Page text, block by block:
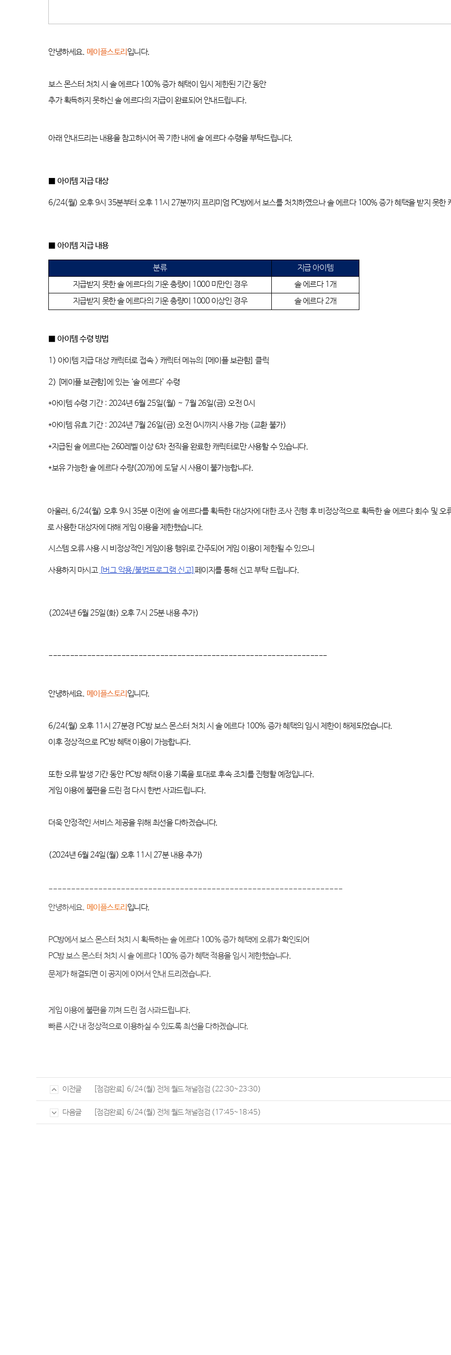
안녕하세요. 메이플스토리 입니다.
보스 몬스터 처치 시 솔 에르다100% 증가 혜택이 임시 제한된 기간 동안
추가 획득하지 못하신 솔 에르다의 지급이 완료되어 안내드립니다.
아래 안내드리는 내용을 참고하시어 꼭 기한 내에 솔 에르다 수령을 부탁드립니다.
■아이템 지급 대상
6/24(월)오후9시 35분부터 오후 11시 27분까지 프리미엄 PC방에서 보스를 처치하였으나 솔 에르다100%증가 혜택을 받지 못한
■아이템 지급 내용
분류
지급 아이템
지급받지 못한 솔 에르다의 기운 총량이 1000 미만인 경우 솔 에르다1 개
지급받지 못한 솔 에르다의 기운 총량이 1000 이상인 경우 솔 에르다2개
■아이템 수령 방법
1) 아이템 지급 대상캐릭터로 접속> 캐릭터 메뉴의 [메이플 보관함]클릭
2) [메이플 보관함]에 있는 ‘솔 에르다’수령
*아이템 수령 기간: 2024년 6월 25일(월) ~ 7월 26일(금)오전 0시
*아이템 유효 기간: 2024년 7월 26일(금)오전 0시 까지 사용 가능(교환 불가)
*지급된 솔 에르다는 260레벨 이상6차 전직을 완료한 캐릭터로만 사용할 수 있습니다.
*보유 가능한 솔 에르다 수량(20개)에 도달 시 사용이 불가능합니다.
아울러, 6/24(월) 오후 9시 35분 이전에 솔 에르다를 획득한 대상자에 대한 조사 진행 후 비정상적으로 획득한 솔 에르다 회수 및 오
로 사용한 대상자에 대해 게임 이용을 제한했습니다.
시스템 오류 사용 시 비정상적인 게임이용 행위로 간주되어 게임 이용이 제한될 수 있으니
사용하지 마시고 [버그악용/불법프로그램 신고] 페이지를 통해 신고 부탁 드립니다.
(2024년 6월 25일(화) 오후7시 25분 내용 추가)
-----------------------------------------------------------------
안녕하세요. 메이플스토리 입니다.
6/24(월)오후 11시 27분경 PC방 보스 몬스터 처치 시 솔 에르다100% 증가 혜택의 임시 제한이 해제되었습니다.
이후 정상적으로PC방 혜택 이용이 가능합니다.
또한 오류 발생 기간 동안 PC방 혜택 이용 기록을 토대로 후속 조치를 진행할 예정입니다.
게임 이용에 불편을 드린 점 다시 한번 사과드립니다.
더욱 안정적인 서비스 제공을 위해 최선을 다하겠습니다.
(2024년 6월 24일(월) 오후 11시 27분 내용 추가)
-----------------------------------------------------------------
안녕하세요. 메이플스토리 입니다.
PC방에서 보스 몬스터 처치 시 획득하는 솔 에르다 100% 증가 혜택에 오류가 확인되어
PC방보스 몬스터 처치 시 솔 에르다 100% 증가혜택 적용을임시 제한했습니다.
문제가 해결되면 이 공지에 이어서 안내 드리겠습니다.
게임 이용에 불편을 끼쳐 드린 점 사과드립니다.
빠른 시간 내 정상적으로 이용하실 수 있도록 최선을 다하겠습니다.
이전글 [점검완료] 6/24(월) 전체 월드 채널점검 (22:30~23:30)
다음글 [점검완료] 6/24(월) 전체 월드 채널점검 (17:45~18:45)